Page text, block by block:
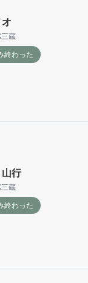
蔵
終わった
行
蔵
終わった